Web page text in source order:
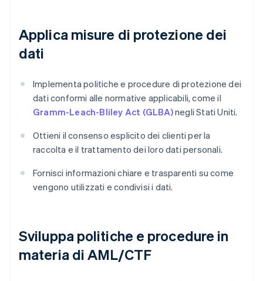
Applica misure di protezione dei
dati
Implementa politiche e procedure di protezione dei
dati conformi alle normative applicabili, come il
Gramm-Leach-Bliley Act (GLBA)negli Stati Uniti.
Ottieni il consenso esplicito dei clienti per la
raccolta e il trattamento dei loro dati personali.
Fornisci informazioni chiare e trasparenti su come
vengono utilizzati e condivisi i dati.
Sviluppa politiche e procedure in
materia di AML/CTF